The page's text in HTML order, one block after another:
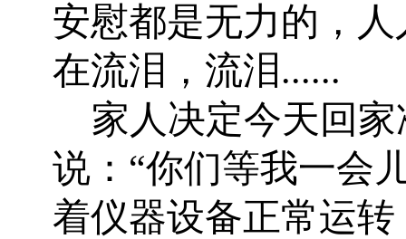
安慰都是无力的，
在流泪，流泪......
家人决定今天回
说：“你们等我一会
着仪器设备正常运